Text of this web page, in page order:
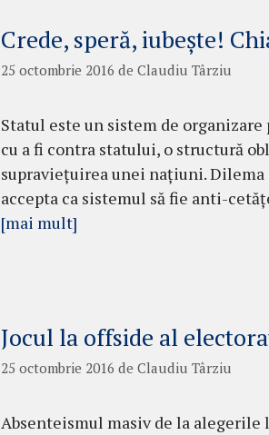
Crede, speră, iubeşte!
25 octombrie 2016 de Claudiu Târziu
Statul este un sistem de
cu a fi contra statului, o struc­tură
supravieţuirea unei naţiuni. Di­lema
accepta ca sistemul să fie anti-
[mai mult]
Jocul la offside al
25 octombrie 2016 de Claudiu Târziu
Absenteismul masiv de la alegerile